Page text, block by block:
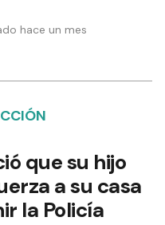
hace un mes
que su hijo
a su casa
la Policía